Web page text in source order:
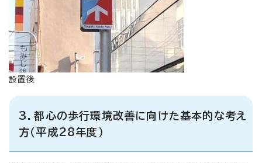
設置後
3．都心の歩行環境改善に向けた基本的な考え
方（平成28年度）